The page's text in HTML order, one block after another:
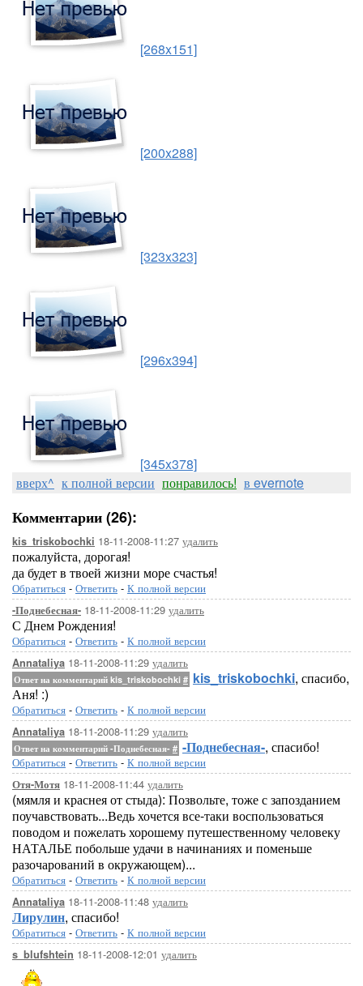
[268x151]
[200x288]
[323x323]
[296x394]
[345x378]
вверх^ к полной версии понравилось! в evernote
Комментарии (26):
kis_triskobochki 18-11-2008-11:27 удалить
пожалуйста, дорогая!
да будет в твоей жизни море счастья!
Обратиться - Ответить - К полной версии
-Поднебесная- 18-11-2008-11:29 удалить
С Днем Рождения!
Обратиться - Ответить - К полной версии
Annataliya 18-11-2008-11:29 удалить
Ответ на комментарий kis_triskobochki # kis_triskobochki, спасибо,
Аня! :)
Обратиться - Ответить - К полной версии
Annataliya 18-11-2008-11:29 удалить
Ответ на комментарий -Поднебесная- # -Поднебесная-, спасибо!
Обратиться - Ответить - К полной версии
Отя-Мотя 18-11-2008-11:44 удалить
(мямля и краснея от стыда): Позвольте, тоже с запозданием
поучавствовать...Ведь хочется все-таки воспользоваться
поводом и пожелать хорошему путешественному человеку
НАТАЛЬЕ побольше удачи в начинаниях и поменьше
разочарований в окружающем)...
Обратиться - Ответить - К полной версии
Annataliya 18-11-2008-11:48 удалить
Лирулин, спасибо!
Обратиться - Ответить - К полной версии
s_blufshtein 18-11-2008-12:01 удалить